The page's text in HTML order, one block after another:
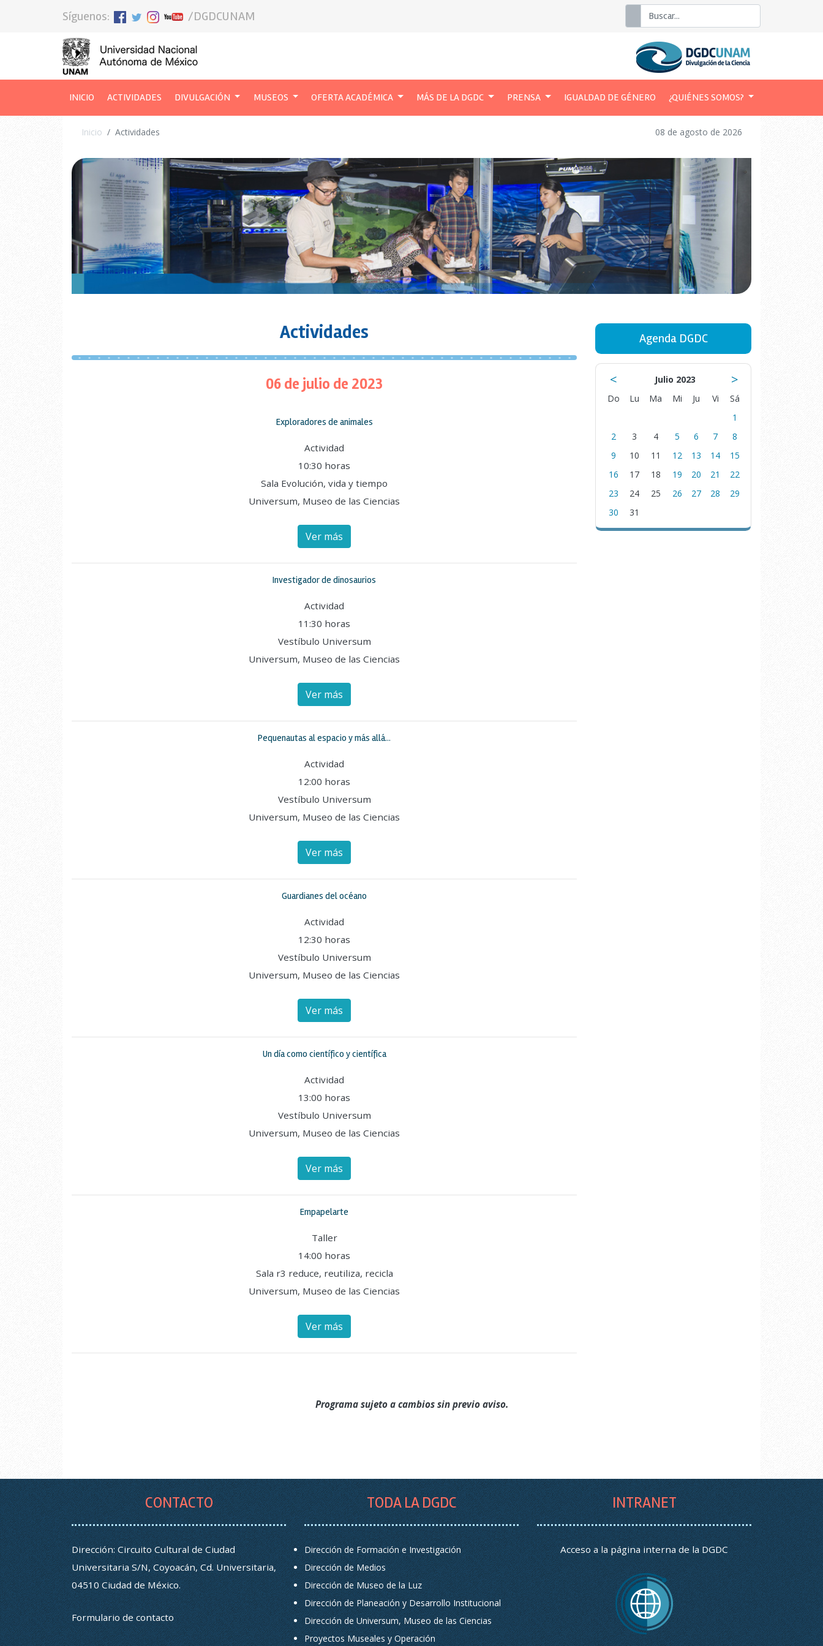
Síguenos: /DGDCUNAM Buscar
INICIO (CURRENT)
ACTIVIDADES DIVULGACIÓN MUSEOS OFERTA ACADÉMICA MÁS DE LA DGDC PRENSA IGUALDAD DE GÉNERO ¿QUIÉNES SOMOS?
Inicio Actividades 08 de agosto de 2026
Actividades
06 de julio de 2023
Exploradores de animales
Actividad
10:30 horas
Sala Evolución, vida y tiempo
Universum, Museo de las Ciencias
Ver más
Investigador de dinosaurios
Actividad
11:30 horas
Vestíbulo Universum
Universum, Museo de las Ciencias
Ver más
Pequenautas al espacio y más allá...
Actividad
12:00 horas
Vestíbulo Universum
Universum, Museo de las Ciencias
Ver más
Guardianes del océano
Actividad
12:30 horas
Vestíbulo Universum
Universum, Museo de las Ciencias
Ver más
Un día como científico y científica
Actividad
13:00 horas
Vestíbulo Universum
Universum, Museo de las Ciencias
Ver más
Empapelarte
Taller
14:00 horas
Sala r3 reduce, reutiliza, recicla
Universum, Museo de las Ciencias
Ver más
Agenda DGDC
< Julio 2023 >
Do Lu Ma Mi Ju Vi
Sá
1
2
3 4 5 6 7
8
9
10 11 12 13 14
15
16
17 18 19 20 21
22
23
24 25 26 27 28
29
30
31
Programa sujeto a cambios sin previo aviso.
CONTACTO
Dirección: Circuito Cultural de Ciudad
Universitaria S/N, Coyoacán, Cd. Universitaria,
04510 Ciudad de México.
Formulario de contacto
TODA LA DGDC
Dirección de Formación e Investigación
Dirección de Medios
Dirección de Museo de la Luz
Dirección de Planeación y Desarrollo Institucional
Dirección de Universum, Museo de las Ciencias
Proyectos Museales y Operación
INTRANET
Acceso a la página interna de la DGDC